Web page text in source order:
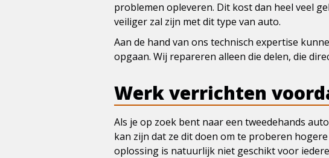
problemen opleveren. Dit kost dan heel veel
veiliger zal zijn met dit type van auto.
Aan de hand van ons technisch expertise
opgaan. Wij repareren alleen die delen, die
Werk verrichten
Als je op zoek bent naar een tweedehands
kan zijn dat ze dit doen om te proberen
oplossing is natuurlijk niet geschikt voor